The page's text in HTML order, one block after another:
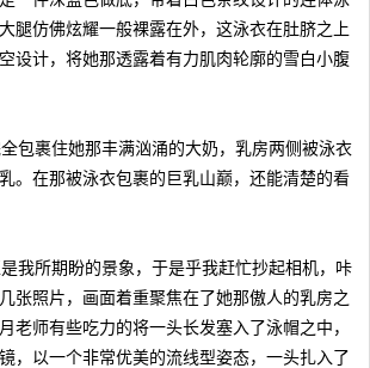
腿仿佛炫耀一般裸露在外，这泳衣在肚脐之上
设计，将她那透露着有力肌肉轮廓的雪白小腹
包裹住她那丰满汹涌的大奶，乳房两侧被泳衣
。在那被泳衣包裹的巨乳山巅，还能清楚的看
我所期盼的景象，于是乎我赶忙抄起相机，咔
张照片，画面着重聚焦在了她那傲人的乳房之
老师有些吃力的将一头长发塞入了泳帽之中，
，以一个非常优美的流线型姿态，一头扎入了